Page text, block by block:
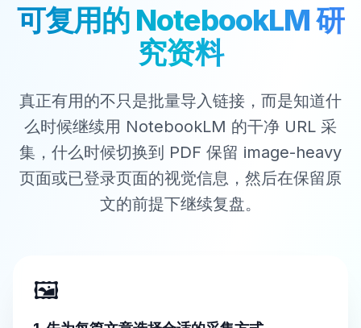
可复用的 NotebookLM 研
究资料
真正有用的不只是批量导入链接，而是知道什
么时候继续用 NotebookLM 的干净 URL 采
集，什么时候切换到 PDF 保留 image-heavy
页面或已登录页面的视觉信息，然后在保留原
文的前提下继续复盘。
🖼️